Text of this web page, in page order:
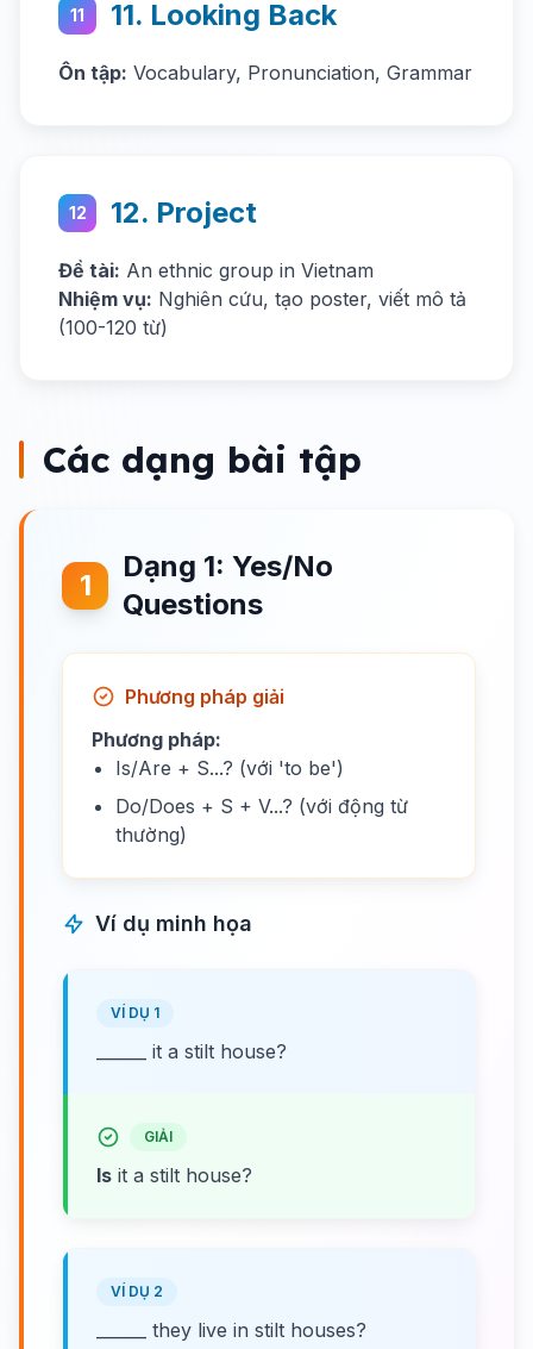
11 11. Looking Back
Ôn tập: Vocabulary, Pronunciation, Grammar
12 12. Project
Đề tài: An ethnic group in Vietnam
Nhiệm vụ: Nghiên cứu, tạo poster, viết mô tả
(100-120 từ)
Các dạng bài tập
1
Dạng 1: Yes/No
Questions
Phương pháp giải
Phương pháp:
Is/Are + S...? (với 'to be')
Do/Does + S + V...? (với động từ
thường)
Ví dụ minh họa
VÍ DỤ 1
______ it a stilt house?
GIẢI
Is it a stilt house?
VÍ DỤ 2
______ they live in stilt houses?